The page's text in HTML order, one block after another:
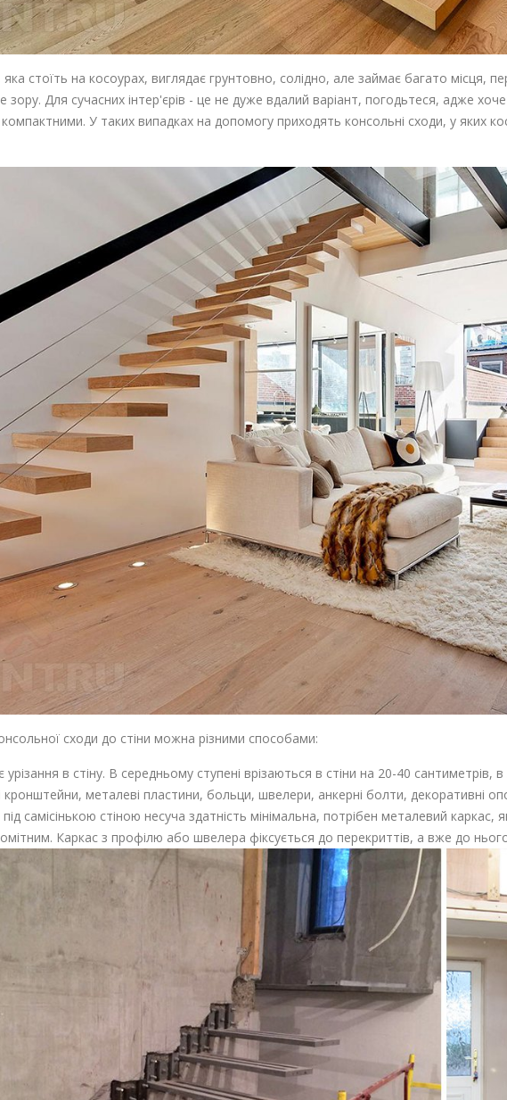
стоїть на косоурах, виглядає грунтовно, солідно, але займає багато місця,
Для сучасних інтер'єрів - це не дуже вдалий варіант, погодьтеся, адже
У таких випадках на допомогу приходять консольні сходи, у яких
сходи до стіни можна різними способами:
урізання в стіну. В середньому ступені врізаються в стіни на 20-40 сантиметрів,
кронштейни, металеві пластини, больци, швелери, анкерні болти, декоративні
самісінькою стіною несуча здатність мінімальна, потрібен металевий
Каркас з профілю або швелера фіксується до перекриттів, а вже до нього